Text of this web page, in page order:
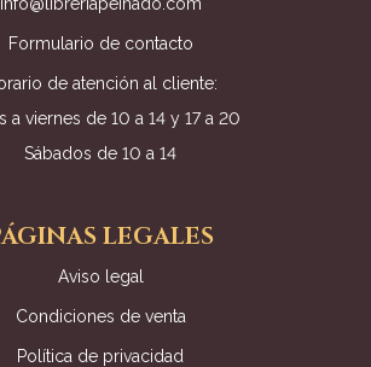
Formulario de contacto
de atención al cliente:
a viernes de 10 a 14 y 17 a 20
Sábados de 10 a 14
LEGALES
Aviso legal
Condiciones de venta
Política de privacidad